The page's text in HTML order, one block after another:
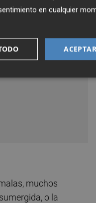
ser
muchos
o la
en cualquier